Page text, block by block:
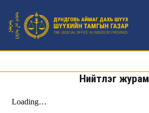
Нийтлэг журам